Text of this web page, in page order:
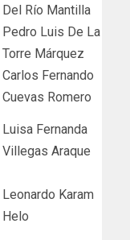
Del Río Mantilla
Pedro Luis De La
Torre Márquez
Carlos Fernando
Cuevas Romero
Luisa Fernanda
Villegas Araque
Leonardo Karam
Helo